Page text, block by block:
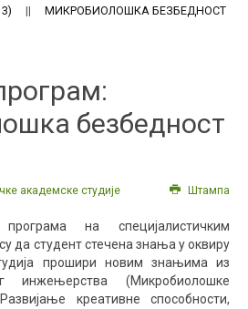
МИКРОБИОЛОШКА БЕЗБЕДНОСТ
безбедност
академске студије Штампа
на специјалистичким
да студент стечена знања у оквиру
прошири новим знањима из
инжењерства (Микробиолошке
креативне способности,